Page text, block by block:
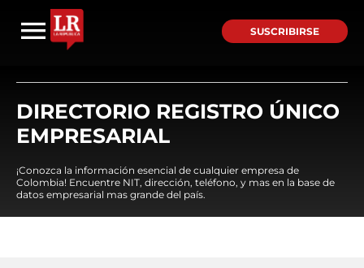
SUSCRIBIRSE
DIRECTORIO REGISTRO ÚNICO
EMPRESARIAL
¡Conozca la información esencial de cualquier empresa de
Colombia! Encuentre NIT, dirección, teléfono, y mas en la base de
datos empresarial mas grande del país.